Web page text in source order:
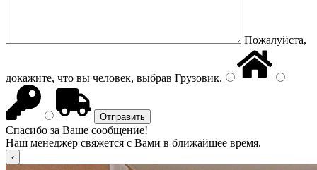
Пожалуйста,
докажите, что вы человек, выбрав Грузовик.
Спасибо за Ваше сообщение!
Наш менеджер свяжется с Вами в ближайшее время.